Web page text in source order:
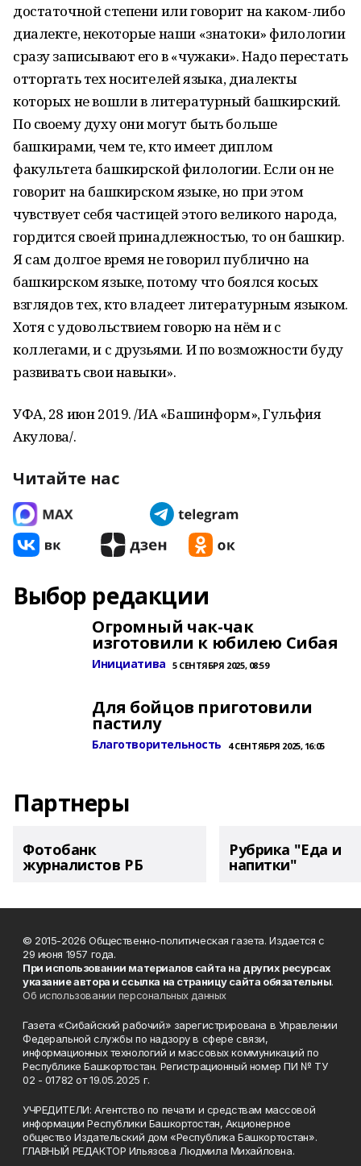
достаточной степени или говорит на каком-либо
диалекте, некоторые наши «знатоки» филологии
сразу записывают его в «чужаки». Надо перестать
отторгать тех носителей языка, диалекты
которых не вошли в литературный башкирский.
По своему духу они могут быть больше
башкирами, чем те, кто имеет диплом
факультета башкирской филологии. Если он не
говорит на башкирском языке, но при этом
чувствует себя частицей этого великого народа,
гордится своей принадлежностью, то он башкир.
Я сам долгое время не говорил публично на
башкирском языке, потому что боялся косых
взглядов тех, кто владеет литературным языком.
Хотя с удовольствием говорю на нём и с
коллегами, и с друзьями. И по возможности буду
развивать свои навыки».
УФА, 28 июн 2019. /ИА «Башинформ», Гульфия
Акулова/.
Читайте нас
Выбор редакции
Огромный чак-чак
изготовили к юбилею Сибая
Инициатива 5 СЕНТЯБРЯ 2025, 08:59
Для бойцов приготовили
пастилу
Благотворительность 4 СЕНТЯБРЯ 2025, 16:05
Партнеры
Фотобанк
журналистов РБ
Рубрика "Еда и
напитки"
© 2015-2026 Общественно-политическая газета. Издается с
29 июня 1957 года.
При использовании материалов сайта на других ресурсах
указание автора и ссылка на страницу сайта обязательны.
Об использовании персональных данных
Газета «Сибайский рабочий» зарегистрирована в Управлении
Федеральной службы по надзору в сфере связи,
информационных технологий и массовых коммуникаций по
Республике Башкортостан. Регистрационный номер ПИ № ТУ
02 - 01782 от 19.05.2025 г.
УЧРЕДИТЕЛИ: Агентство по печати и средствам массовой
информации Республики Башкортостан, Акционерное
общество Издательский дом «Республика Башкортостан».
ГЛАВНЫЙ РЕДАКТОР Ильязова Людмила Михайловна.